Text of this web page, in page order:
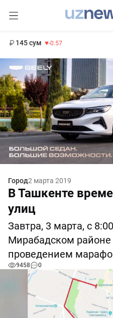
145 сум -0.57
Город2 марта 2019
В Ташкенте
улиц
Завтра, 3 марта, с
Мирабадском районе
проведением
9458 0